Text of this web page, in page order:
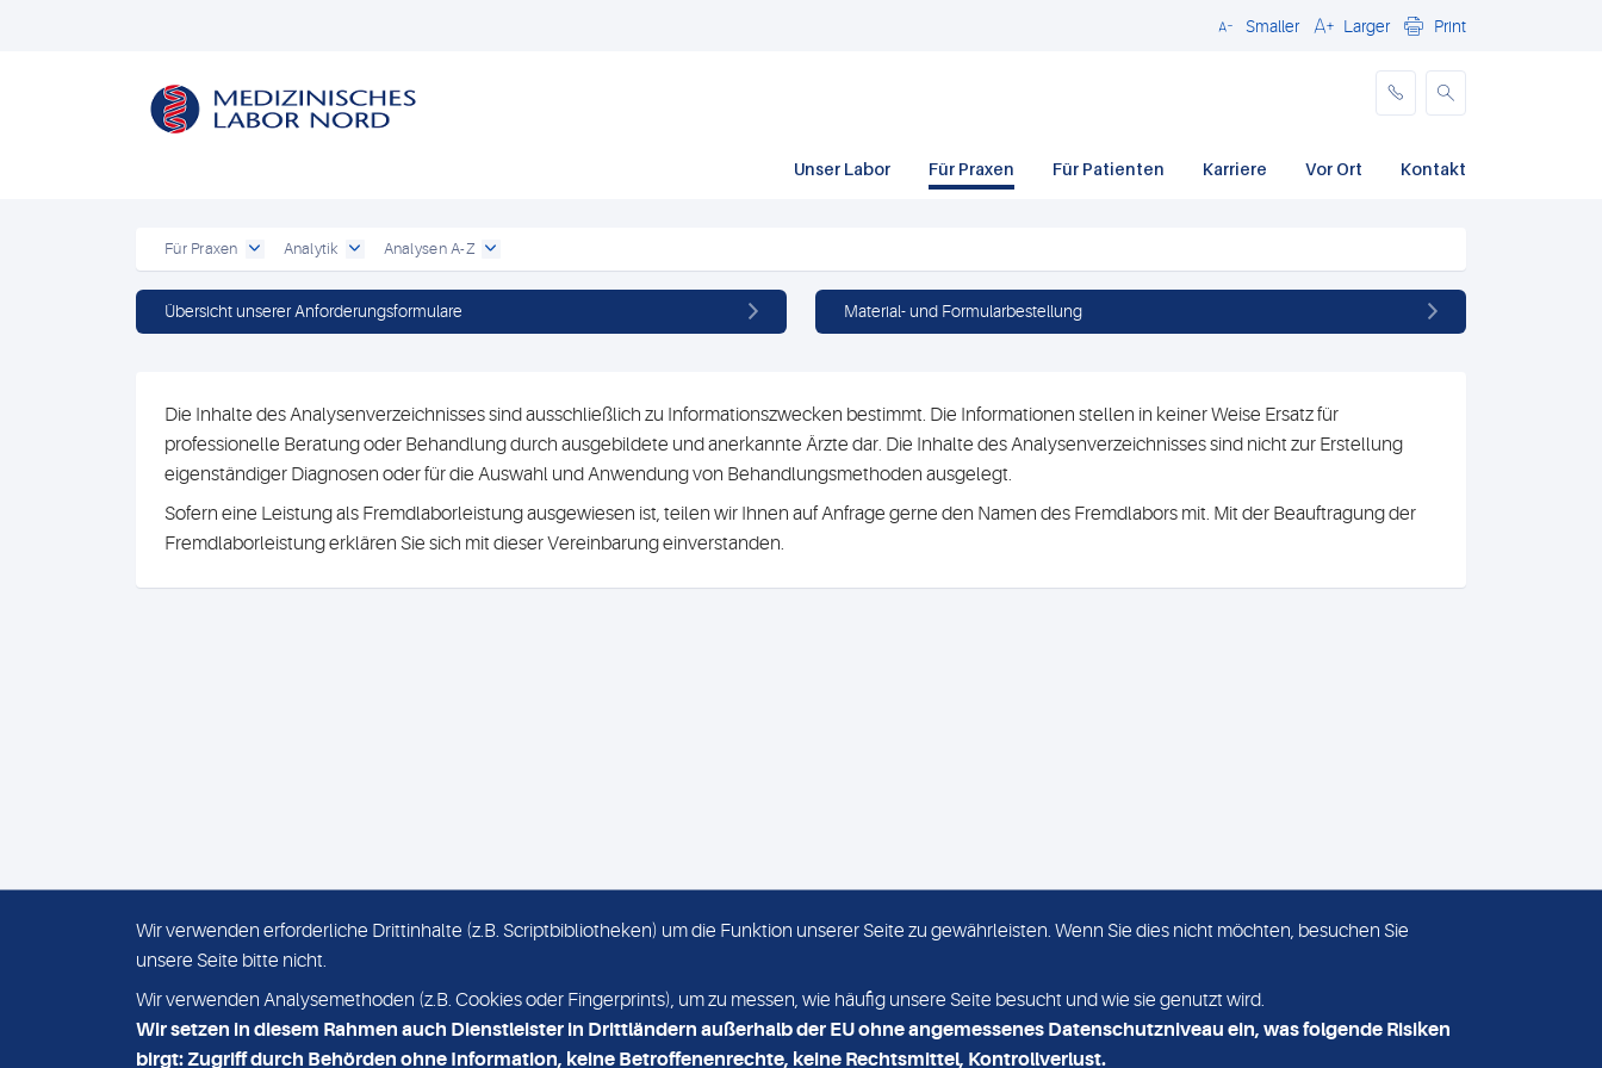
SchließenSmaller Larger Print
Unser Labor Für Praxen Für Patienten Karriere Vor Ort Kontakt
Für Praxen Analytik Analysen A-Z
Übersicht unserer Anforderungsformulare Material- und Formularbestellung
Die Inhalte des Analysenverzeichnisses sind ausschließlich zu Informationszwecken bestimmt. Die Informationen stellen in keiner Weise Ersatz für
professionelle Beratung oder Behandlung durch ausgebildete und anerkannte Ärzte dar. Die Inhalte des Analysenverzeichnisses sind nicht zur Erstellung
eigenständiger Diagnosen oder für die Auswahl und Anwendung von Behandlungsmethoden ausgelegt.
Sofern eine Leistung als Fremdlaborleistung ausgewiesen ist, teilen wir Ihnen auf Anfrage gerne den Namen des Fremdlabors mit. Mit der Beauftragung der
Fremdlaborleistung erklären Sie sich mit dieser Vereinbarung einverstanden.
IMPRESSUM
MVZ Medizinisches Labor
Nord MLN GmbH
Wir verwenden erforderliche Drittinhalte (z.B. Scriptbibliotheken) um die Funktion unserer Seite zu gewährleisten. Wenn Sie dies nicht möchten, besuchen Sie
unsere Seite bitte nicht.
Wir verwenden Analysemethoden (z.B. Cookies oder Fingerprints), um zu messen, wie häufig unsere Seite besucht und wie sie genutzt wird.
Wir setzen in diesem Rahmen auch Dienstleister in Drittländern außerhalb der EU ohne angemessenes Datenschutzniveau ein, was folgende Risiken
birgt: Zugriff durch Behörden ohne Information, keine Betroffenenrechte, keine Rechtsmittel, Kontrollverlust.